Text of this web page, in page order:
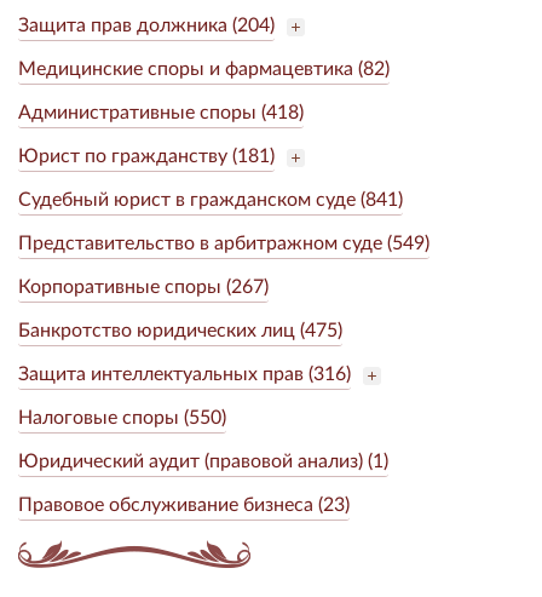
Защита прав должника (204)
Медицинские споры и фармацевтика (82)
Административные споры (418)
Юрист по гражданству (181)
Судебный юрист в гражданском суде (841)
Представительство в арбитражном суде (549)
Корпоративные споры (267)
Банкротство юридических лиц (475)
Защита интеллектуальных прав (316)
Налоговые споры (550)
Юридический аудит (правовой анализ) (1)
Правовое обслуживание бизнеса (23)